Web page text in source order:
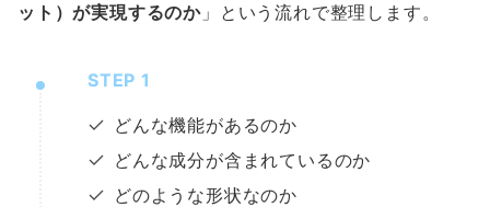
ット）が実現するのか 」という流れで整理します。
STEP 1
どんな機能があるのか
どんな成分が含まれているのか
どのような形状なのか